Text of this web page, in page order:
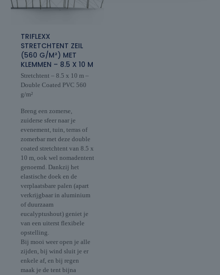
TRIFLEXX
STRETCHTENT ZEIL
(560 G/M²) MET
KLEMMEN – 8.5 X 10 M
Stretchtent – 8.5 x 10 m –
Double Coated PVC 560
g/m²
Breng een zomerse,
zuiderse sfeer naar je
evenement, tuin, terras of
zomerbar met deze double
coated stretchtent van 8.5 x
10 m, ook wel nomadentent
genoemd. Dankzij het
elastische doek en de
verplaatsbare palen (apart
verkrijgbaar in aluminium
of duurzaam
eucalyptushout) geniet je
van een uiterst flexibele
opstelling.
Bij mooi weer open je alle
zijden, bij wind sluit je er
enkele af, en bij regen
maak je de tent bijna